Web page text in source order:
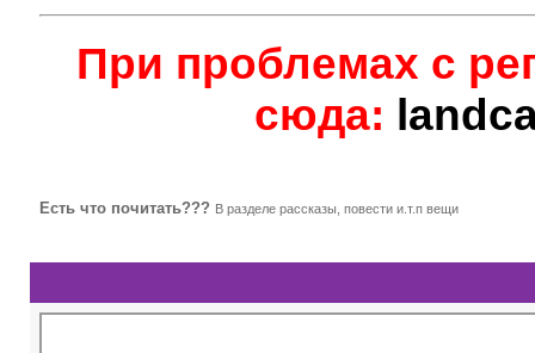
При проблемах с
сюда:
Есть что почитать??? В разделе рассказы, повести и.т.п вещи